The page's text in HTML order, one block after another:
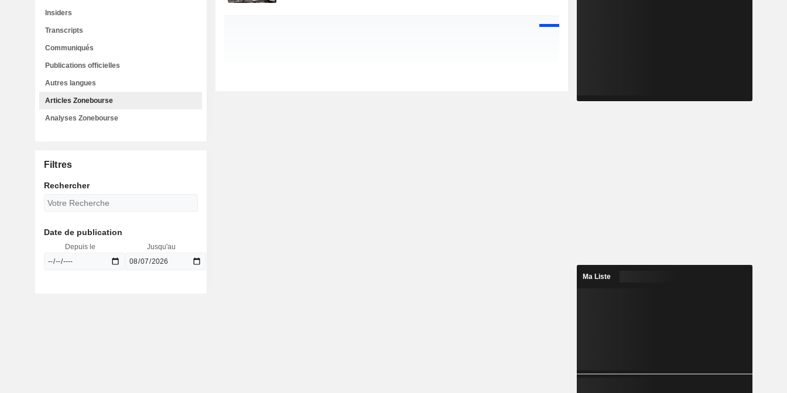
Insiders
Transcripts
Communiqués
Publications officielles
Autres langues
Articles Zonebourse
Analyses Zonebourse
Filtres
Rechercher
Date de publication
Depuis le Jusqu'au
Ma Liste